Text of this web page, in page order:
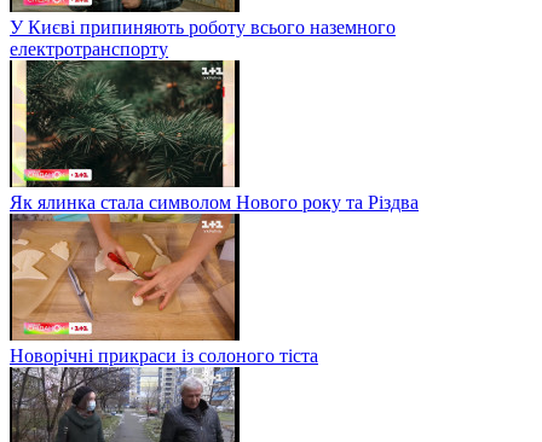
У Києві припиняють роботу всього наземного
електротранспорту
Як ялинка стала символом Нового року та Різдва
Новорічні прикраси із солоного тіста